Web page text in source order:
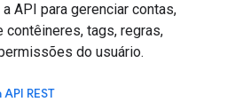
API para gerenciar contas,
tags, regras,
do usuário.
REST